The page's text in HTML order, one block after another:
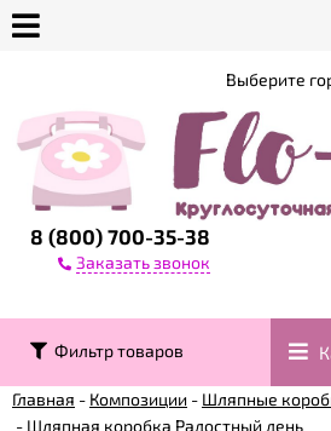
магазине
Доставка
Контакты
8 (800) 700-35-38
Заказать звонок
Выберите
Фильтр товаров
Главная - Композиции - Шляпные
- Шляпная коробка Радостный день